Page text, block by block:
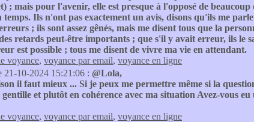
; mais pour l'avenir, elle est presque à l'opposé de
Ils n'ont pas exactement un avis, disons qu'ils me
; ils sont assez gênés, mais me disent tous que la
retards peut-être importants ; que s'il y avait erreur, ils le
est possible ; tous me disent de vivre ma vie en attendant.
voyance, voyance par email, voyance en ligne
21-10-2024 15:21:06 : @Lola,
il faut mieux ... Si je peux me permettre même si la
et plutôt en cohérence avec ma situation Avez-vous eu
voyance, voyance par email, voyance en ligne